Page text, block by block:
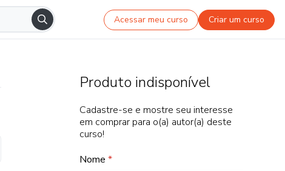
Acessar meu curso Criar um curso
Produto indisponível
Cadastre-se e mostre seu interesse
em comprar para o(a) autor(a) deste
curso!
Nome *